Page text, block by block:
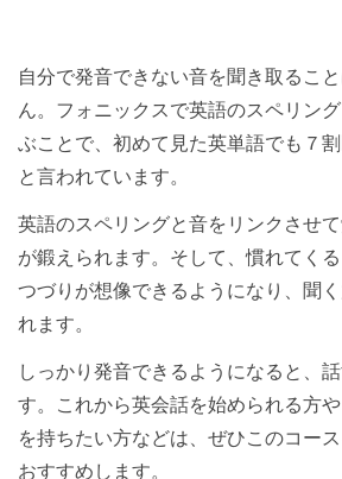
自分で発音できない音を聞き取るこ
ん。フォニックスで英語のスペリン
ぶことで、初めて見た英単語でも７
と言われています。
英語のスペリングと音をリンクさせ
が鍛えられます。そして、慣れてく
つづりが想像できるようになり、聞
れます。
しっかり発音できるようになると、
す。これから英会話を始められる方
を持ちたい方などは、ぜひこのコー
おすすめします。